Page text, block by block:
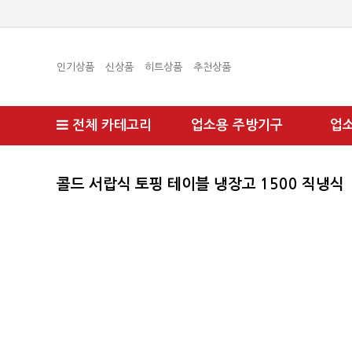
인기상품 신상품 히트상품 추천상품
전체 카테고리 업소용 주방기구 업
콜드 서랍식 토핑 테이블 냉장고 1500 직냉식